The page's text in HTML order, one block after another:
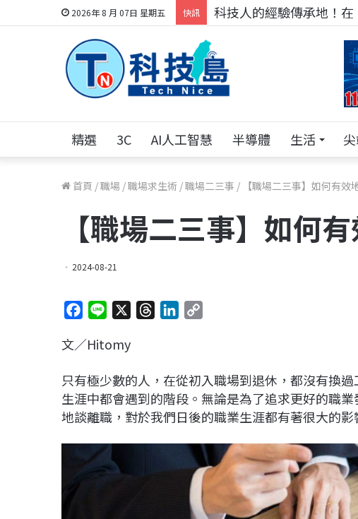
2026年 8 月 07日 星期五 快訊 科技人的經驗傳承地！
精選 3C AI人工智慧 半導體 生活
首頁 /職場 /職場求生術 /職場二三事 / 【職場二三事】如何有效
【職場二三事】如何
2024-08-21
c
b
o
o
n
a
d
s
e
d
I
L
i
n
文／Hitomy
只有極少數的人，在從初入職場到退休，都沒有換
生涯中都會遇到的階段。無論是為了追求更好的職
地談離職，對於我們日後的職業生涯都有著很大的影